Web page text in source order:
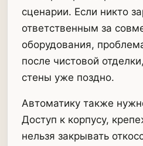
сценарии. Если никто
ответственным за
оборудования,
после чистовой
стены уже поздно.
Автоматику также
Доступ к корпусу,
нельзя закрывать